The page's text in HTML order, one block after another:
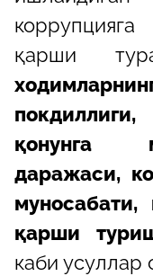
қарши
қонунга
даражаси,
муносабати,
қарши
каби усуллар